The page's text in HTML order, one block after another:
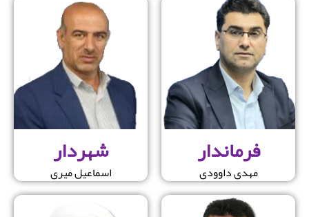
فرماندار
مهدی داوودی
شهردار
اسماعیل میری